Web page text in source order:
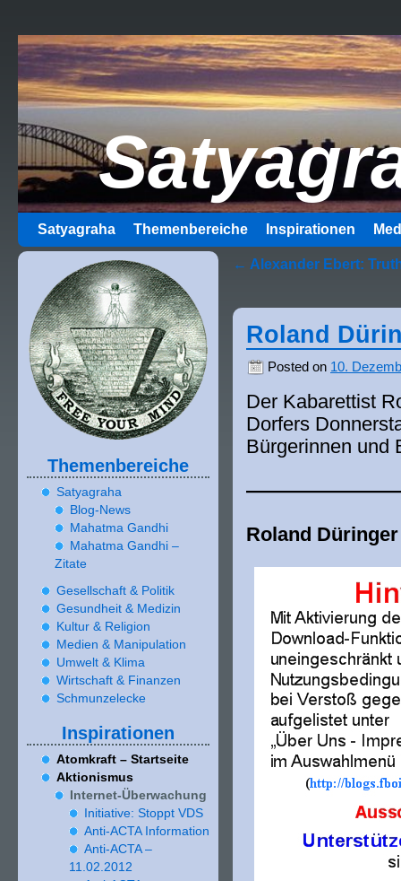
Satyagraha Themenbereiche Inspirationen
← Alexander Ebert:
Roland
Posted on 10.
Der Kabarettist
Dorfers
Bürgerinnen und
Roland
Themenbereiche
Satyagraha
Blog-News
Mahatma Gandhi
Mahatma Gandhi –
Zitate
Gesellschaft & Politik
Gesundheit & Medizin
Kultur & Religion
Medien & Manipulation
Umwelt & Klima
Wirtschaft & Finanzen
Schmunzelecke
Inspirationen
Atomkraft – Startseite
Aktionismus
Internet-Überwachung
In­itia­tive: Stoppt VDS
Anti-ACTA Information
Anti-ACTA –
11 02 2012